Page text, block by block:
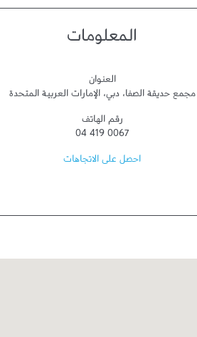
المعلومات
العنوان
مجمع حديقة الصفا،دبي،الإمارات العربية المتحدة
رقم الهاتف
04 419 0067
احصل على الاتجاهات